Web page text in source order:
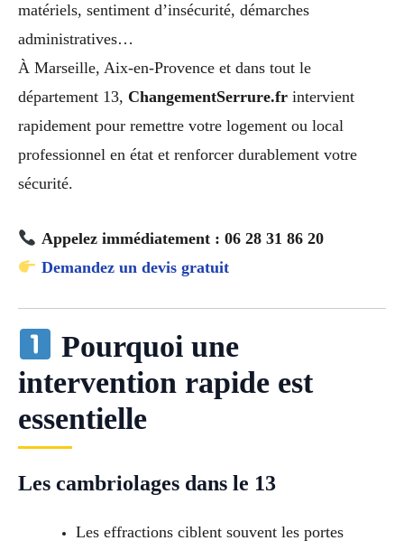
matériels, sentiment d’insécurité, démarches
administratives…
À Marseille, Aix-en-Provence et dans tout le
département 13, ChangementSerrure.fr intervient
rapidement pour remettre votre logement ou local
professionnel en état et renforcer durablement votre
sécurité.
Appelez immédiatement : 06 28 31 86 20
Demandez un devis gratuit
Pourquoi une
intervention rapide est
essentielle
Les cambriolages dans le 13
Les effractions ciblent souvent les portes